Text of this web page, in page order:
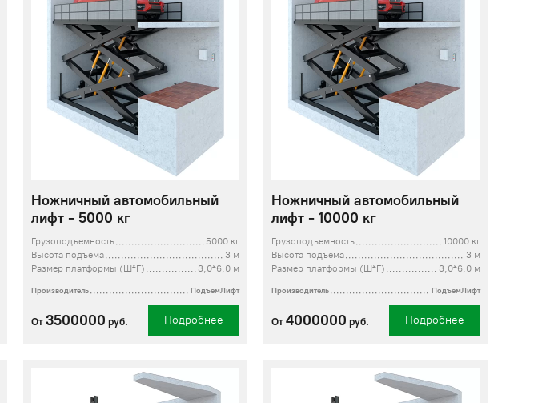
Ножничный автомобильный
лифт - 5000 кг
Грузоподъемность
5000 кг
Высота подъема
3 м
Размер платформы (Ш*Г)
3,0*6,0 м
Производитель ПодъемЛифт
От 3500000 руб. Подробнее
Ножничный автомобильный
лифт - 10000 кг
Грузоподъемность
10000 кг
Высота подъема
3 м
Размер платформы (Ш*Г)
3,0*6,0 м
Производитель ПодъемЛифт
От4000000 руб. Подробнее